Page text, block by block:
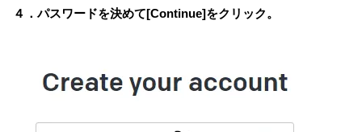
４．パスワードを決めて[Continue]をクリック。